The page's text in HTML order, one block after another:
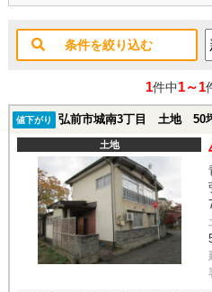
条件を絞り込む
1件中1～1
値下がり 弘前市城南3丁目 土地 50
土地